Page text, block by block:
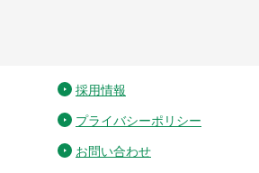
採用情報
プライバシーポリシー
お問い合わせ